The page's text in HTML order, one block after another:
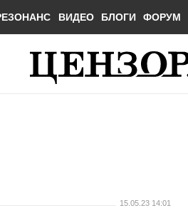
ВИДЕО БЛОГИ ФОРУМ
15.05.23 14:01